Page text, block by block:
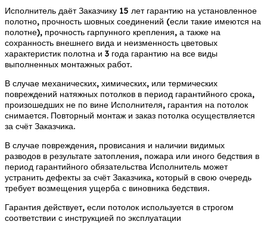
Исполнитель даёт Заказчику 15 лет гарантию на установленное
полотно, прочность шовных соединений (если такие имеются на
полотне), прочность гарпунного крепления, а также на
сохранность внешнего вида и неизменность цветовых
характеристик полотна и 3 года гарантию на все виды
выполненных монтажных работ.
В случае механических, химических, или термических
повреждений натяжных потолков в период гарантийного срока,
произошедших не по вине Исполнителя, гарантия на потолок
снимается. Повторный монтаж и заказ потолка осуществляется
за счёт Заказчика.
В случае повреждения, провисания и наличии видимых
разводов в результате затопления, пожара или иного бедствия в
период гарантийного обязательства Исполнитель может
устранить дефекты за счёт Заказчика, который в свою очередь
требует возмещения ущерба с виновника бедствия.
Гарантия действует, если потолок используется в строгом
соответствии с инструкцией по эксплуатации